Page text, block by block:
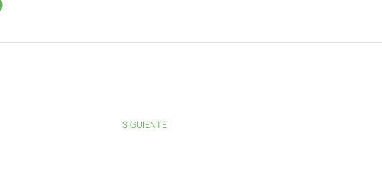
SIGUIENTE